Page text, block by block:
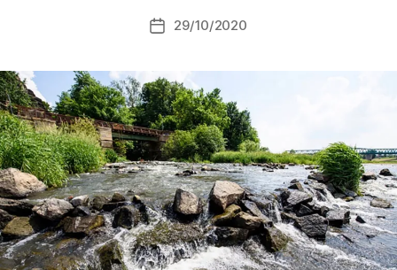
Autor
příspěvku
a
o
Datum
29/10/2020